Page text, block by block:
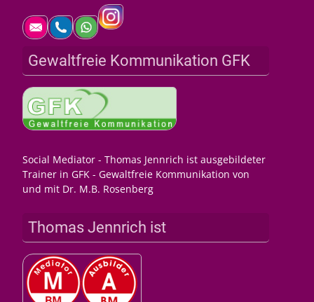
Gewaltfreie Kommunikation GFK
Social Mediator - Thomas Jennrich ist ausgebildeter
Trainer in GFK - Gewaltfreie Kommunikation von
und mit Dr. M.B. Rosenberg
Thomas Jennrich ist